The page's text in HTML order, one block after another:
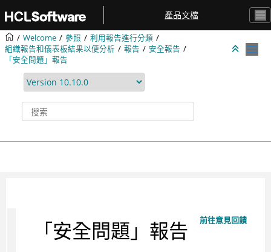
產品文檔
Welcome 參照
利用報告進行分類
組織報告和儀表板結果以便分析
報告
安全報告
「安全問題」報告
前往意見回饋
「安全問題」報告